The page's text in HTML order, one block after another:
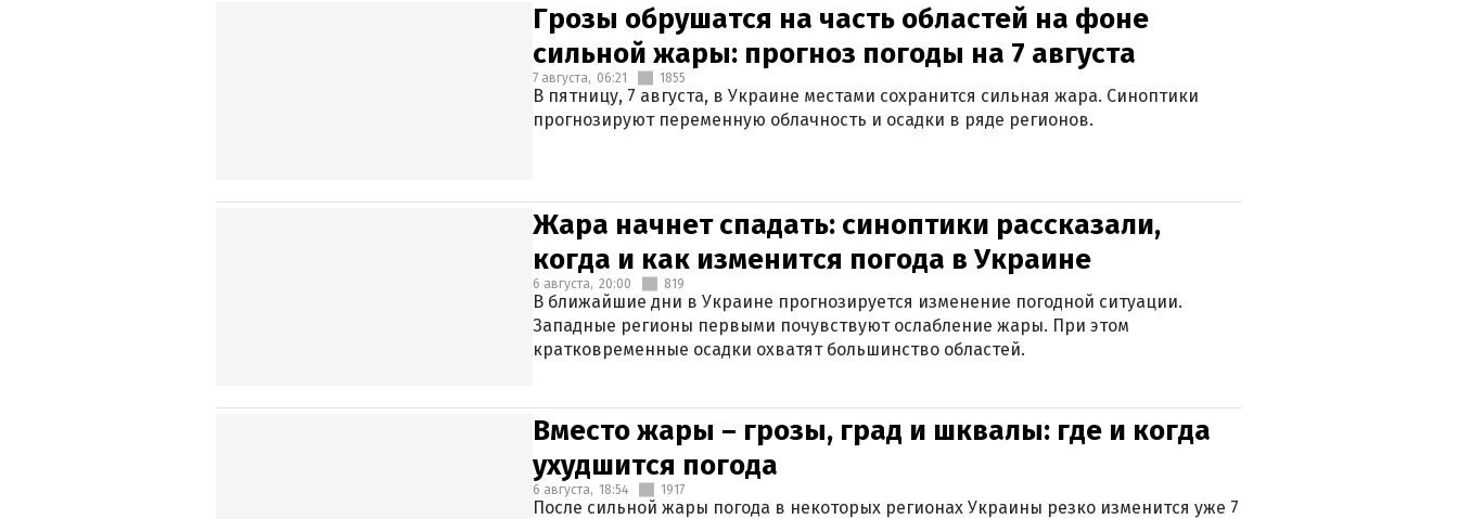
Грозы обрушатся на часть областей на фоне
сильной жары: прогноз погоды на 7 августа
7 августа, 06:21 1855
В пятницу, 7 августа, в Украине местами сохранится сильная жара. Синоптики
прогнозируют переменную облачность и осадки в ряде регионов.
Жара начнет спадать: синоптики рассказали,
когда и как изменится погода в Украине
6 августа, 20:00 819
В ближайшие дни в Украине прогнозируется изменение погодной ситуации.
Западные регионы первыми почувствуют ослабление жары. При этом
кратковременные осадки охватят большинство областей.
Вместо жары – грозы, град и шквалы: где и когда
ухудшится погода
6 августа, 18:54 1917
После сильной жары погода в некоторых регионах Украины резко изменится уже 7